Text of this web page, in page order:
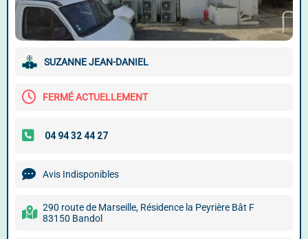
SUZANNE JEAN-DANIEL
FERMÉ ACTUELLEMENT
Avis Indisponibles
290 route de Marseille, Résidence la Peyrière Bât F
83150 Bandol